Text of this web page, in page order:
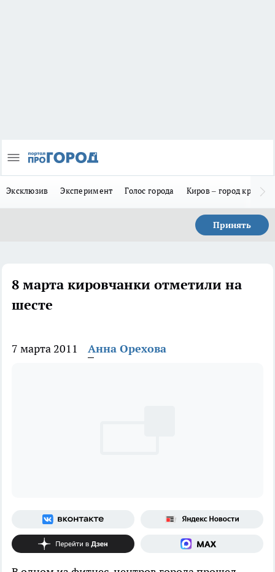
Эксклюзив Эксперимент Голос города Киров – город
Принять
8 марта кировчанки отметили на
шесте
7 марта 2011 Анна Орехова